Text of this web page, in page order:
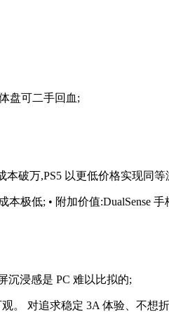
盘可二手回血;
本破万,PS5 以更低价格实现同等
极低; • 附加价值:DualSense
沉浸感是 PC 难以比拟的;
对追求稳定 3A 体验、不想